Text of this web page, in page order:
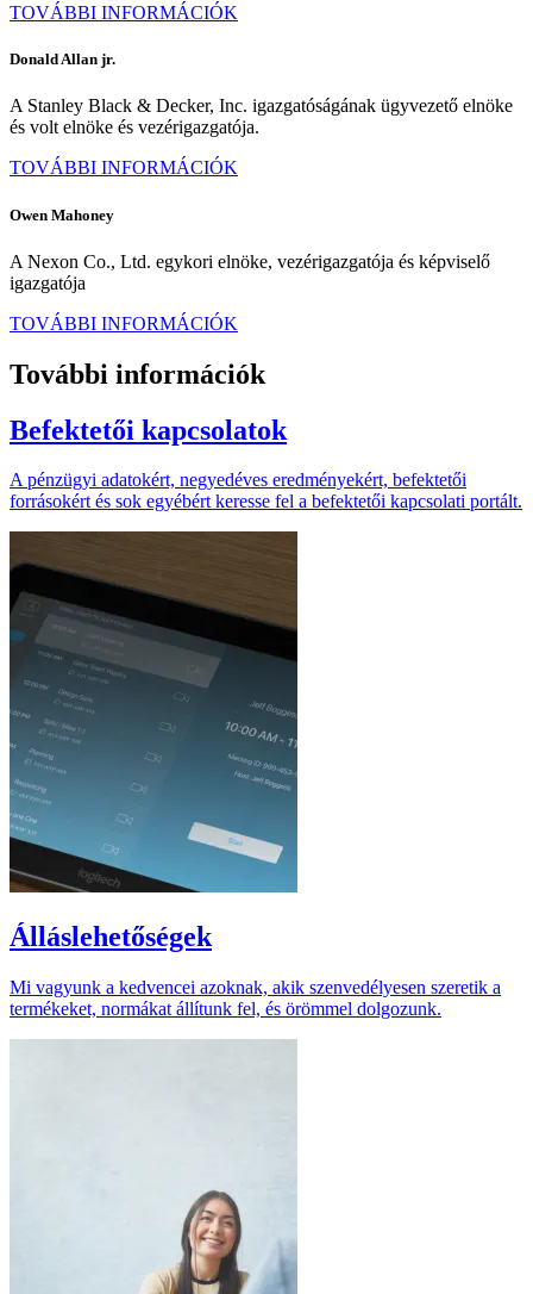
TOVÁBBI INFORMÁCIÓK
Donald Allan jr.
A Stanley Black & Decker, Inc. igazgatóságának ügyvezető elnöke
és volt elnöke és vezérigazgatója.
TOVÁBBI INFORMÁCIÓK
Owen Mahoney
A Nexon Co., Ltd. egykori elnöke, vezérigazgatója és képviselő
igazgatója
TOVÁBBI INFORMÁCIÓK
További információk
Befektetői kapcsolatok
A pénzügyi adatokért, negyedéves eredményekért, befektetői
forrásokért és sok egyébért keresse fel a befektetői kapcsolati portált.
Álláslehetőségek
Mi vagyunk a kedvencei azoknak, akik szenvedélyesen szeretik a
termékeket, normákat állítunk fel, és örömmel dolgozunk.